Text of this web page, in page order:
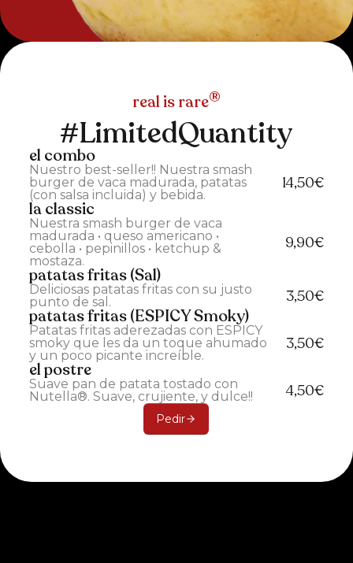
real is rare®
#LimitedQuantity
el combo
Nuestro best-seller!! Nuestra smash
burger de vaca madurada, patatas
(con salsa incluida) y bebida.
14,50€
la classic
Nuestra smash burger de vaca
madurada • queso americano •
cebolla • pepinillos • ketchup &
mostaza.
9,90€
patatas fritas (Sal)
Deliciosas patatas fritas con su justo
punto de sal.
3,50€
patatas fritas (ESPICY Smoky)
Patatas fritas aderezadas con ESPICY
smoky que les da un toque ahumado
y un poco picante increíble.
3,50€
el postre
Suave pan de patata tostado con
Nutella®. Suave, crujiente, y dulce!!
4,50€
Pedir